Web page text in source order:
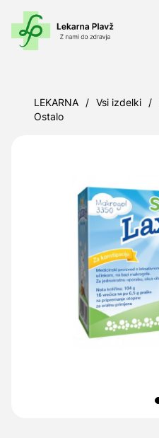
LEKARNA / Vsi izdelki /
Ostalo